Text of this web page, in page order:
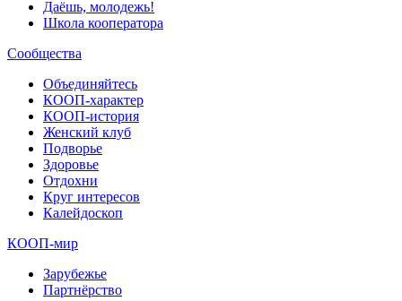
Даёшь, молодежь!
Школа кооператора
Сообщества
Объединяйтесь
КООП-характер
КООП-история
Женский клуб
Подворье
Здоровье
Отдохни
Круг интересов
Калейдоскоп
КООП-мир
Зарубежье
Партнёрство